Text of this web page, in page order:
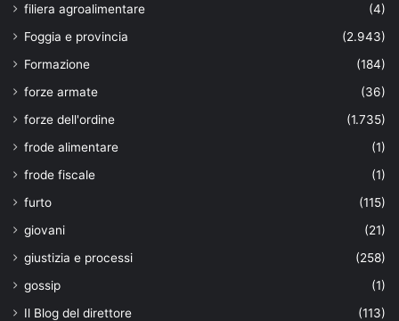
filiera agroalimentare
(4)
Foggia e provincia
(2.943)
Formazione
(184)
forze armate
(36)
forze dell'ordine
(1.735)
frode alimentare
(1)
frode fiscale
(1)
furto
(115)
giovani
(21)
giustizia e processi
(258)
gossip
(1)
Il Blog del direttore
(113)